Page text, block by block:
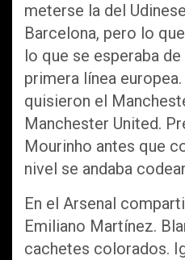
meterse la del
Barcelona, pero lo
lo que se esperaba
primera línea
quisieron el
Manchester United.
Mourinho antes que
nivel se andaba
En el Arsenal
Emiliano Martínez.
cachetes colorados.